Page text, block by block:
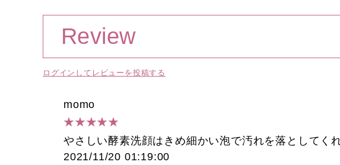
Review
ログインしてレビューを投稿する
momo
★★★★★
やさしい酵素洗顔はきめ細かい泡で汚れを落としてく
2021/11/20 01:19:00